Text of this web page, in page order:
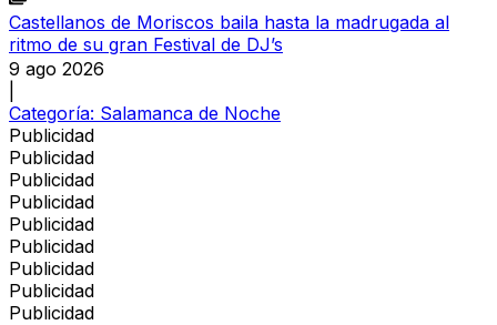
Castellanos de Moriscos baila hasta la madrugada al
ritmo de su gran Festival de DJ’s
9 ago 2026
Categoría: Salamanca de Noche
Publicidad
Publicidad
Publicidad
Publicidad
Publicidad
Publicidad
Publicidad
Publicidad
Publicidad